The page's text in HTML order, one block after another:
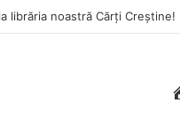
librăria noastră Cărți Creștine!